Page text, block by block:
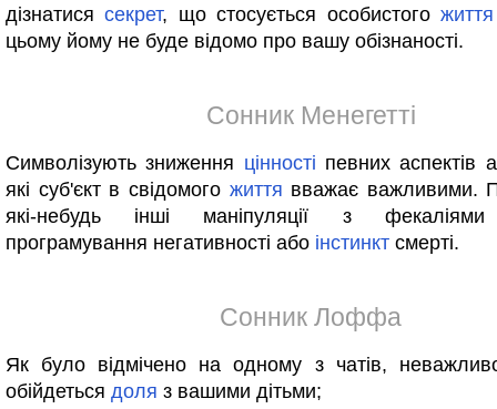
дізнатисясекрет, що стосується особистогожиття
цьому йому не буде відомо про вашу обізнаності.
Сонник Менегетті
Символізують зниження цінності певних аспектів
які суб'єкт в свідомого життя вважає важливими.
які-небудь інші маніпуляції з
програмування негативності або інстинкт смерті.
Сонник Лоффа
Як було відмічено на одному з чатів,
обійдеться доля з вашими дітьми;